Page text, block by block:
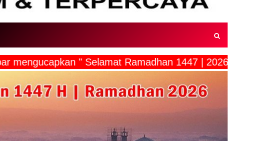
mengucapkan " Selamat Ramadhan 1447 | 2026"